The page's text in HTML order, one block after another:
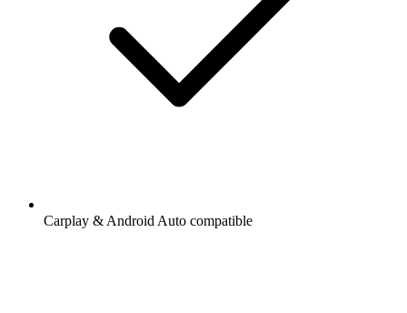
Carplay & Android Auto compatible